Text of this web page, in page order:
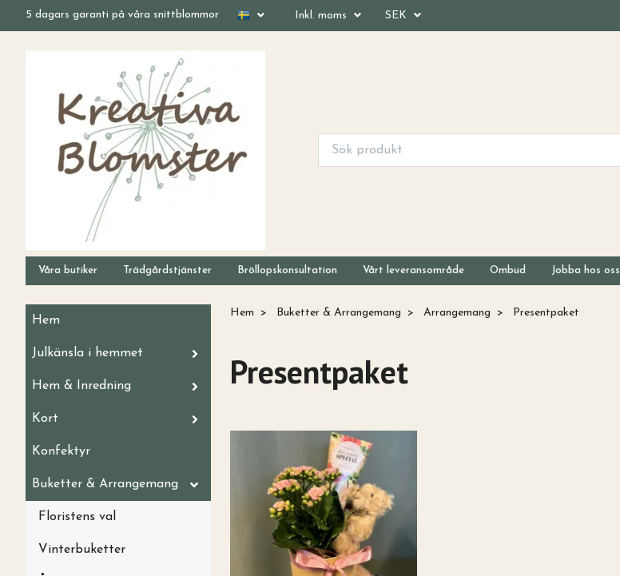
5 dagars garanti på våra snittblommor Inkl. moms SEK
Våra butiker Trädgårdstjänster Bröllopskonsultation Vårt leveransområde Ombud Jobba hos oss
Hem
Julkänsla i hemmet
Hem & Inredning
Kort
Konfektyr
Buketter & Arrangemang
Floristens val
Vinterbuketter
Hem Buketter & Arrangemang Arrangemang Presentpaket
Presentpaket